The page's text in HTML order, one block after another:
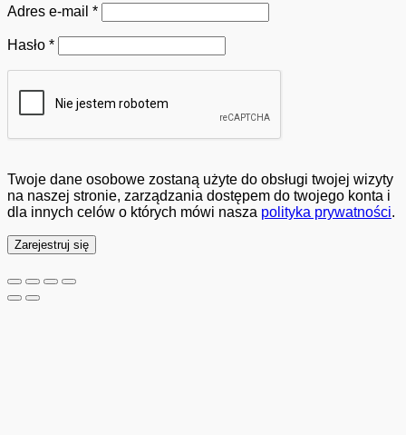
Adres e-mail *Wymagane
Hasło *Wymagane
Twoje dane osobowe zostaną użyte do obsługi twojej wizyty
na naszej stronie, zarządzania dostępem do twojego konta i
dla innych celów o których mówi nasza polityka prywatności.
Zarejestruj się